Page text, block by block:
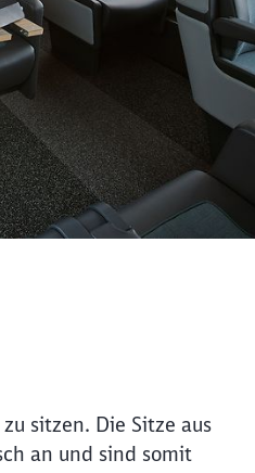
sitzen. Die Sitze aus
an und sind somit